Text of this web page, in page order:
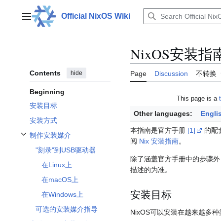
contentMain menuOfficial NixOS Wiki
Contents hide
Beginning
安装目标
安装方式
制作安装媒介
Toggle 制作安装媒介 subsection
"刻录"到USB驱动器
在Linux上
在macOS上
在Windows上
可选的安装媒介指导
NixOS安装指
Page Discussion 不转换
This page is a
Other languages:
本指南是官方手册 [1]
的配
阅 Nix 安装指南。
除了涵盖官方手册中的步骤
描述的为准。
安装目标
NixOS可以安装在越来越多